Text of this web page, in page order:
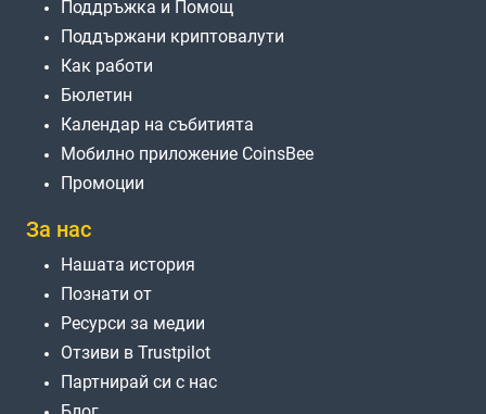
Поддръжка и Помощ
Поддържани криптовалути
Как работи
Бюлетин
Календар на събитията
Мобилно приложение CoinsBee
Промоции
За нас
Нашата история
Познати от
Ресурси за медии
Отзиви в Trustpilot
Партнирай си с нас